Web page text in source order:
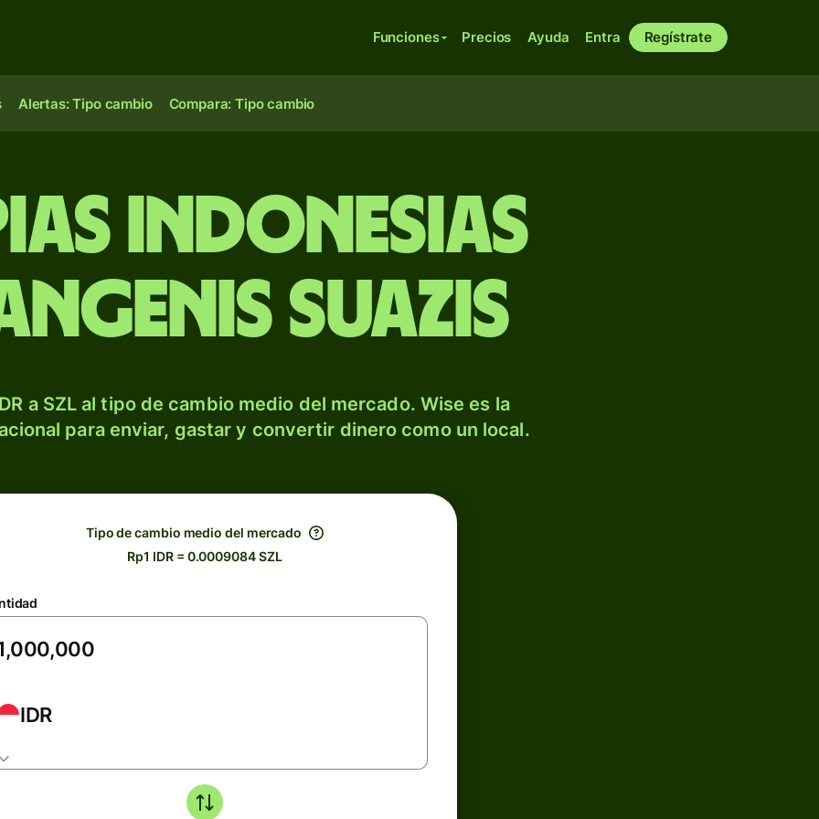
Funciones Precios Ayuda Entra Regístrate
Alertas: Tipo cambio Compara: Tipo cambio
indonesias
suazis
a SZL al tipo de cambio medio del mercado. Wise es la
para enviar, gastar y convertir dinero como un local.
Tipo de cambio medio del mercado
Rp1 IDR = 0.0009084 SZL
IDR